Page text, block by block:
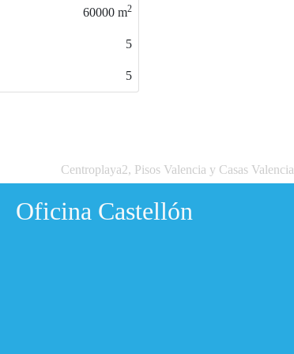
Centroplaya2, Pisos Valencia y Casas Valencia
Oficina Castellón